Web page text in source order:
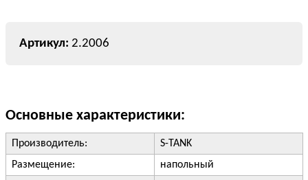
2.2006
Основные характеристики:
Производитель:
S-TANK
Размещение:
напольный